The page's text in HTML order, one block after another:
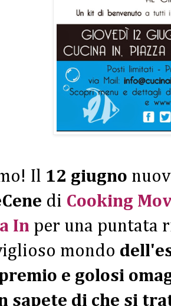
Il 12 giugno
di Cooking
In per una puntata
mondo
e golosi
sapete di che si